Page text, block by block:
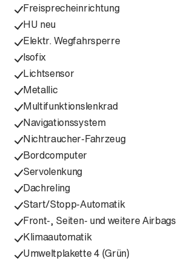
Freisprecheinrichtung
HU neu
Elektr. Wegfahrsperre
Isofix
Lichtsensor
Metallic
Multifunktionslenkrad
Navigationssystem
Nichtraucher-Fahrzeug
Bordcomputer
Servolenkung
Dachreling
Start/Stopp-Automatik
Front-, Seiten- und weitere Airbags
Klimaautomatik
Umweltplakette 4 (Grün)